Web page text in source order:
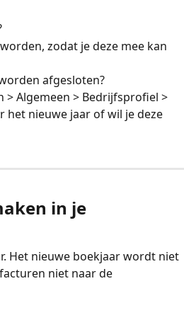
zodat je deze mee kan
afgesloten?
Algemeen > Bedrijfsprofiel >
het nieuwe jaar of wil je deze
in je
Het nieuwe boekjaar wordt niet
niet naar de